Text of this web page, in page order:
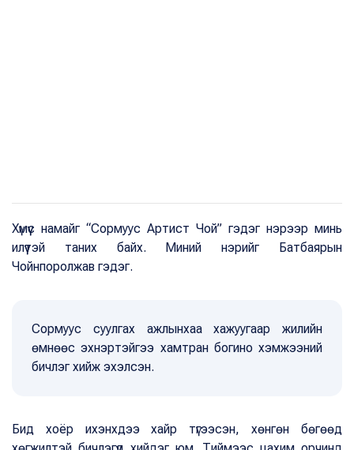
Хүмүүс намайг “Сормуус Артист Чой” гэдэг нэрээр минь
илүүтэй таних байх. Миний нэрийг Батбаярын
Чойнпоролжав гэдэг.
Сормуус суулгах ажлынхаа хажуугаар жилийн
өмнөөс эхнэртэйгээ хамтран богино хэмжээний
бичлэг хийж эхэлсэн.
Бид хоёр ихэнхдээ хайр түгээсэн, хөнгөн бөгөөд